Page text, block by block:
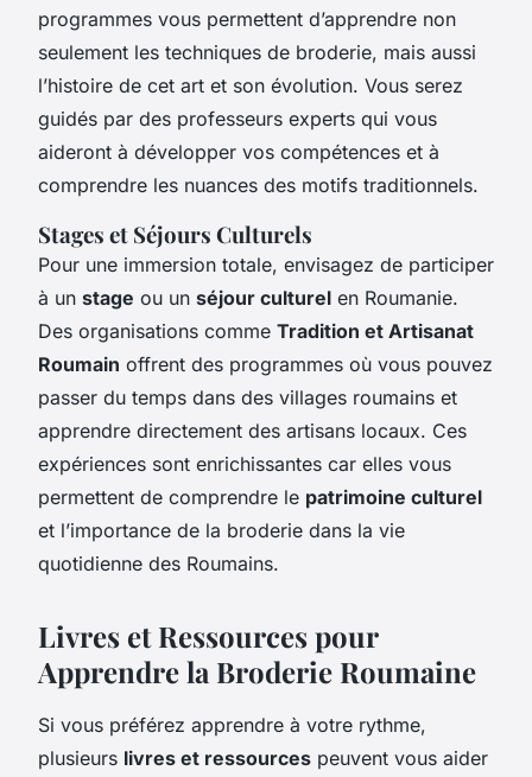
programmes vous permettent d’apprendre non
seulement les techniques de broderie, mais aussi
l’histoire de cet art et son évolution. Vous serez
guidés par des professeurs experts qui vous
aideront à développer vos compétences et à
comprendre les nuances des motifs traditionnels.
Stages et Séjours Culturels
Pour une immersion totale, envisagez de participer
à un stage ou un séjour culturel en Roumanie.
Des organisations comme Tradition et Artisanat
Roumain offrent des programmes où vous pouvez
passer du temps dans des villages roumains et
apprendre directement des artisans locaux. Ces
expériences sont enrichissantes car elles vous
permettent de comprendre le patrimoine culturel
et l’importance de la broderie dans la vie
quotidienne des Roumains.
Livres et Ressources pour
Apprendre la Broderie Roumaine
Si vous préférez apprendre à votre rythme,
plusieurs livres et ressources peuvent vous aider